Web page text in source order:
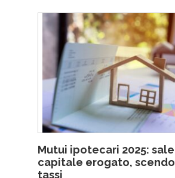
Mutui ipotecari 2025:
capitale erogato,
tassi